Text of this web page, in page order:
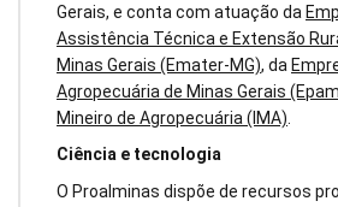
Gerais, e conta com atuação da
Assistência Técnica e Extensão
Minas Gerais (Emater-MG), da
Agropecuária de Minas Gerais
Mineiro de Agropecuária (IMA)
Ciência e tecnologia
O Proalminas dispõe de recursos